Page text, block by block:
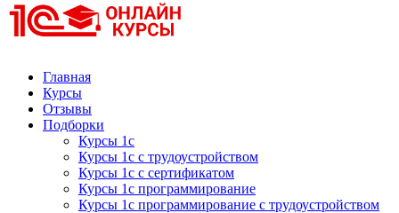
Курсы 1С
Курсы 1С официальная сертификация
Главная
Курсы
Отзывы
Подборки
Курсы 1с
Курсы 1с с трудоустройством
Курсы 1с с сертификатом
Курсы 1с программирование
Курсы 1с программирование с трудоустройством